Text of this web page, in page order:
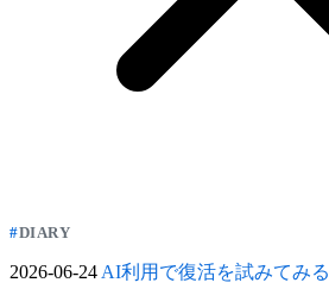
DIARY
2026-06-24AI利用で復活を試みてみる